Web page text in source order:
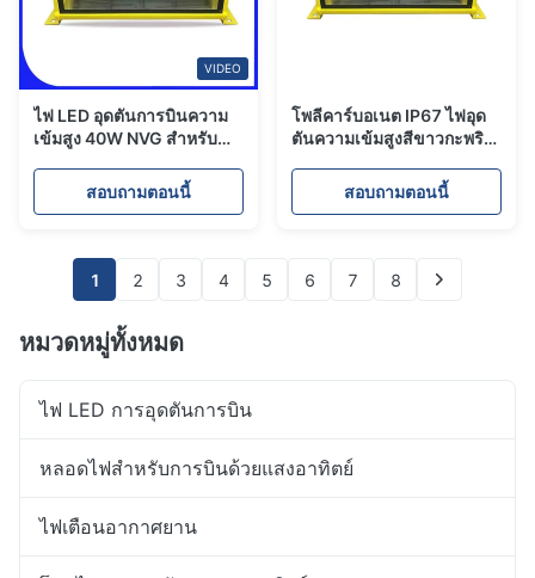
VIDEO
ไฟ LED อุดตันการบินความ
เข้มสูง 40W NVG สำหรับ
สอบถามตอนนี้
โพลีคาร์บอเนต IP67 ไฟอุด
ตันความเข้มสูงสีขาวกะพริบ
สอบถามตอนนี้
1 2 3 4 5 6 7 8
หมวดหมู่ทั้งหมด
ไฟ LED การอุดตันการบิน
หลอดไฟสำหรับการบินด้วยแสงอาทิตย์
ไฟเตือนอากาศยาน